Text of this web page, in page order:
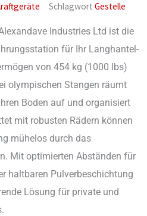
Schlagwort Gestelle
Industries Ltd ist die
für Ihr Langhantel-
von 454 kg (1000 lbs)
olympischen Stangen räumt
Boden auf und organisiert
mit robusten Rädern können
mühelos durch das
Mit optimierten Abständen für
haltbaren Pulverbeschichtung
Lösung für private und